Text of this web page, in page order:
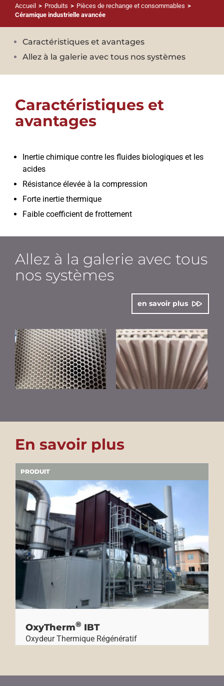
Caractéristiques et avantages
Allez à la galerie avec tous nos systèmes
Accueil > Produits > Pièces de rechange et consommables >
Céramique industrielle avancée
Caractéristiques et
avantages
Inertie chimique contre les fluides biologiques et les
acides
Résistance élevée à la compression
Forte inertie thermique
Faible coefficient de frottement
Allez à la galerie avec tous
nos systèmes
en savoir plus
En savoir plus
PRODUIT
OxyTherm® IBT
Oxydeur Thermique Régénératif